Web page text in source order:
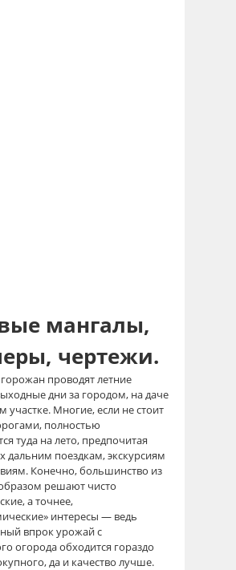
мангалы,
чертежи.
проводят летние
дни за городом, на даче
участке. Многие, если не стоит
полностью
туда на лето, предпочитая
дальним поездкам, экскурсиям
Конечно, большинство из
решают чисто
а точнее,
интересы — ведь
впрок урожай с
огорода обходится гораздо
да и качество лучше.